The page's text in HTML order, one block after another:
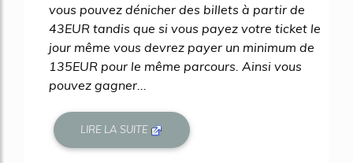
vous pouvez dénicher des billets à partir de
43EUR tandis que si vous payez votre ticket le
jour même vous devrez payer un minimum de
135EUR pour le même parcours. Ainsi vous
pouvez gagner...
LIRE LA SUITE